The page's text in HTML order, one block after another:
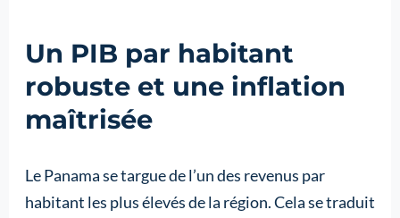
Un PIB par habitant
robuste et une inflation
maîtrisée
Le Panama se targue de l’un des revenus par
habitant les plus élevés de la région. Cela se traduit